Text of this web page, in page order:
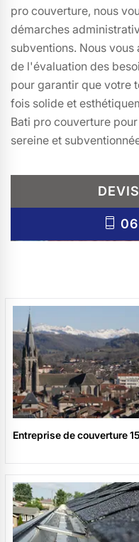
pro couverture, nous
démarches
subventions. Nous
de l'évaluation des
pour garantir que votre
fois solide et
Bati pro couverture
sereine et
06
Entreprise de couverture 15